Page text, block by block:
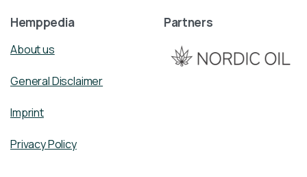
Hemppedia
About us
General Disclaimer
Imprint
Privacy Policy
Partners